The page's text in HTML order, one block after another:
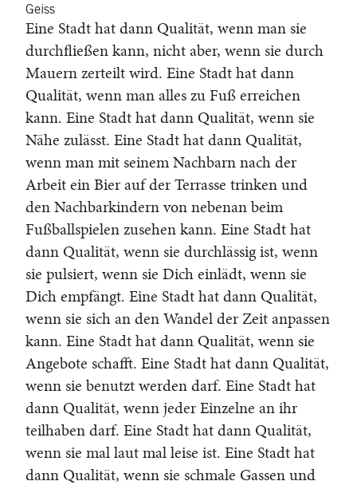
Geiss
Eine Stadt hat dann Qualität, wenn man sie
durchfließen kann, nicht aber, wenn sie durch
Mauern zerteilt wird. Eine Stadt hat dann
Qualität, wenn man alles zu Fuß erreichen
kann. Eine Stadt hat dann Qualität, wenn sie
Nähe zulässt. Eine Stadt hat dann Qualität,
wenn man mit seinem Nachbarn nach der
Arbeit ein Bier auf der Terrasse trinken und
den Nachbarkindern von nebenan beim
Fußballspielen zusehen kann. Eine Stadt hat
dann Qualität, wenn sie durchlässig ist, wenn
sie pulsiert, wenn sie Dich einlädt, wenn sie
Dich empfängt. Eine Stadt hat dann Qualität,
wenn sie sich an den Wandel der Zeit anpassen
kann. Eine Stadt hat dann Qualität, wenn sie
Angebote schafft. Eine Stadt hat dann Qualität,
wenn sie benutzt werden darf. Eine Stadt hat
dann Qualität, wenn jeder Einzelne an ihr
teilhaben darf. Eine Stadt hat dann Qualität,
wenn sie mal laut mal leise ist. Eine Stadt hat
dann Qualität, wenn sie schmale Gassen und